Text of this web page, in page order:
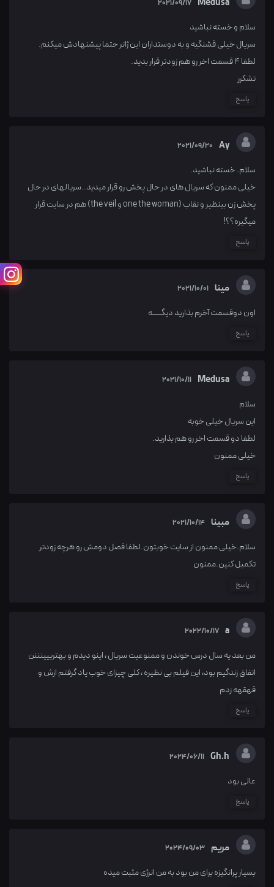
2021/09/17
سلام و خسته نباشید
سریال خیلی قشنگیه و به دوستداران این ژانر حتما پیشنهادش میکنم.
لطفا ۴ قسمت اخر رو هم زودتر قرار بدید.
تشکرر
پاسخ
Ay
2021/09/20
سلام. خسته نباشید.
خیلی ممنون که سریال های در حال پخش رو قرار میدید..سریالهای در حال
پخش زن بینظیر و نقاب (one the woman و the veil) هم در سایت قرار
میگیره؟؟!
پاسخ
مینا 2021/10/01
اون دوقسمت آخرم بذارید دیگـــــه
پاسخ
Medusa
2021/10/11
سلام
این سریال خیلی خوبه
لطفا دو قسمت اخر رو هم بذارید.
خیلی ممنون
پاسخ
مبینا 2021/10/14
سلام.خیلی ممنون از سایت خوبتون.لطفا فصل دومش رو هرچه زودتر
تکمیل کنین.ممنون
پاسخ
a
2022/10/17
من بعد یه سال درس خوندن و ممنوعیت سریال ، اینو دیدم و بهترییینننن
اتفاق زندگیم بود، این فیلم بی نظیره ، کلی چیزای خوب یاد گرفتم ازش و
قهقهه زدم
پاسخ
Gh.h
2024/06/11
عالی بود
پاسخ
مریم 2024/09/03
بسیار پرانگیزه برای من بود به من انرژی مثبت میده